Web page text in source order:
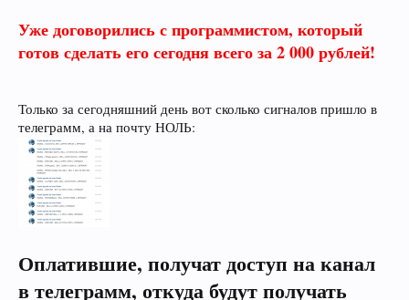
Уже договорились с программистом, который
готов сделать его сегодня всего за 2 000 рублей!
Только за сегодняшний день вот сколько сигналов пришло в
телеграмм, а на почту НОЛЬ:
Оплатившие, получат доступ на канал
в телеграмм, откуда будут получать